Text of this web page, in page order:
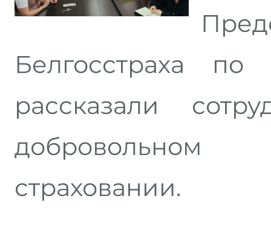
Белгосстраха
рассказали
страховании.